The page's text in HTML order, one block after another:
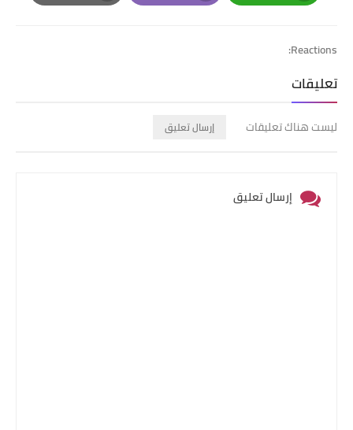
Whatsapp
Email
Print
Reactions:
تعليقات
ليست هناك تعليقات إرسال تعليق
إرسال تعليق